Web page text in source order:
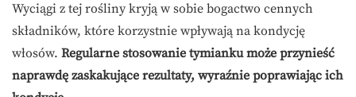
Wyciągi z tej rośliny kryją w sobie bogactwo cennych
składników, które korzystnie wpływają na kondycję
włosów. Regularne stosowanie tymianku może przynieść
naprawdę zaskakujące rezultaty, wyraźnie poprawiając ich